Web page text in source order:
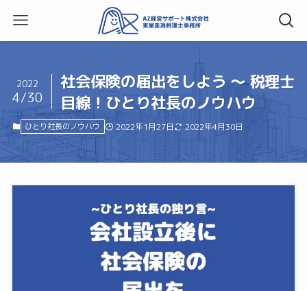
社会保険の届出をしよう ～ 税理士
目線！ひとり社長のノウハウ
2022
4/30
ひとり社長のノウハウ 2022年1月27日 2022年4月30日